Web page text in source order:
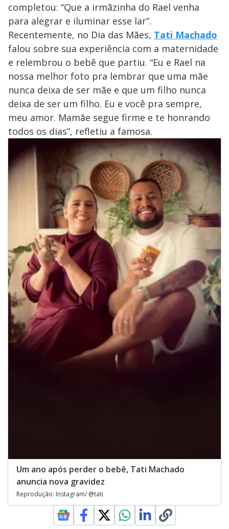
completou: “Que a irmãzinha do Rael venha
para alegrar e iluminar esse lar”.
Recentemente, no Dia das Mães, Tati Machado
falou sobre sua experiência com a maternidade
e relembrou o bebê que partiu. “Eu e Rael na
nossa melhor foto pra lembrar que uma mãe
nunca deixa de ser mãe e que um filho nunca
deixa de ser um filho. Eu e você pra sempre,
meu amor. Mamãe segue firme e te honrando
todos os dias”, refletiu a famosa.
Um ano após perder o bebê, Tati Machado
anuncia nova gravidez
Reprodução: Instagram/ @tati